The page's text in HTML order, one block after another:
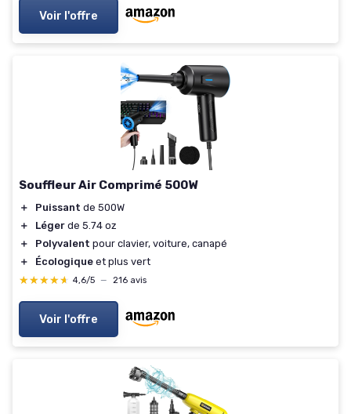
Voir l'offre
Souffleur Air Comprimé 500W
＋ Puissant de 500W
＋
Léger de 5.74 oz
＋
Polyvalent pour clavier, voiture, canapé
＋
Écologique et plus vert
★★★★★
★★★★★ 4,6/5 — 216 avis
Voir l'offre